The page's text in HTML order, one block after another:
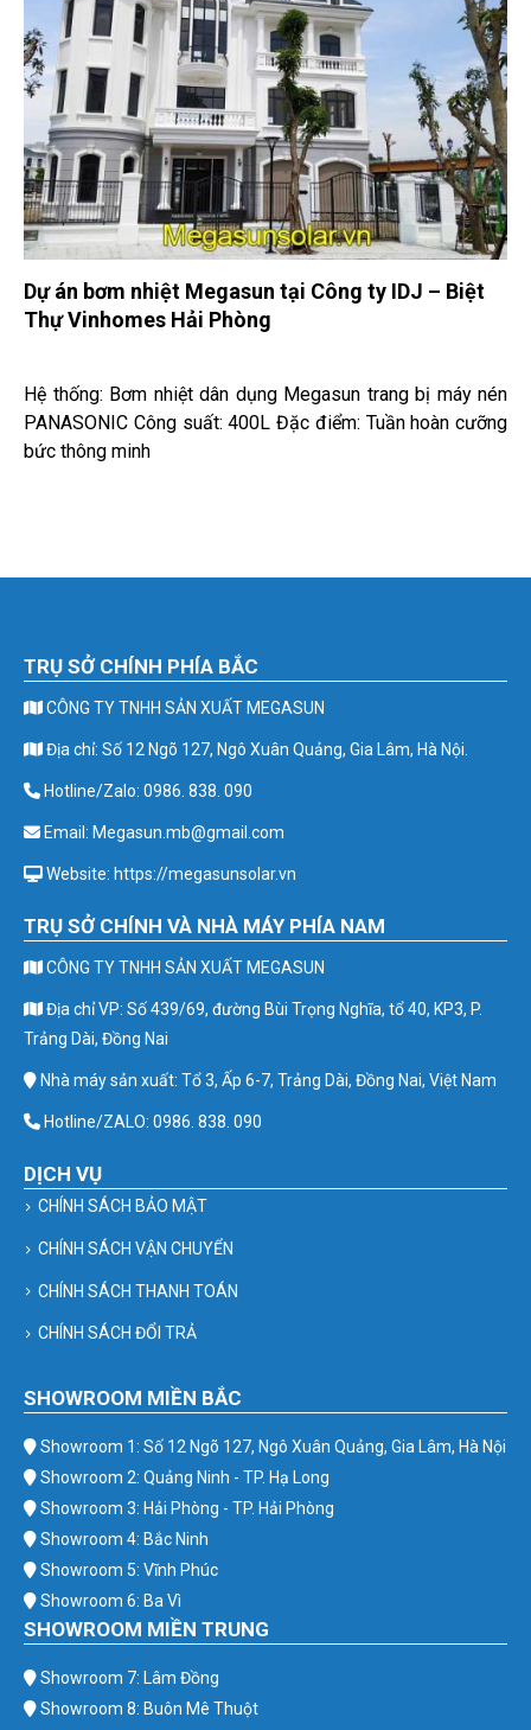
Dự án bơm nhiệt Megasun tại Công ty IDJ – Biệt
Thự Vinhomes Hải Phòng
Hệ thống: Bơm nhiệt dân dụng Megasun trang bị máy nén
PANASONIC Công suất: 400L Đặc điểm: Tuần hoàn cưỡng
bức thông minh
TRỤ SỞ CHÍNH PHÍA BẮC
CÔNG TY TNHH SẢN XUẤT MEGASUN
Địa chỉ: Số 12 Ngõ 127, Ngô Xuân Quảng, Gia Lâm, Hà Nội.
Hotline/Zalo: 0986. 838. 090
Email: Megasun.mb@gmail.com
Website: https://megasunsolar.vn
TRỤ SỞ CHÍNH VÀ NHÀ MÁY PHÍA NAM
CÔNG TY TNHH SẢN XUẤT MEGASUN
Địa chỉ VP: Số 439/69, đường Bùi Trọng Nghĩa, tổ 40, KP3, P.
Trảng Dài, Đồng Nai
Nhà máy sản xuất: Tổ 3, Ấp 6-7, Trảng Dài, Đồng Nai, Việt Nam
Hotline/ZALO: 0986. 838. 090
DỊCH VỤ
CHÍNH SÁCH BẢO MẬT
CHÍNH SÁCH VẬN CHUYỂN
CHÍNH SÁCH THANH TOÁN
CHÍNH SÁCH ĐỔI TRẢ
SHOWROOM MIỀN BẮC
Showroom 1: Số 12 Ngõ 127, Ngô Xuân Quảng, Gia Lâm, Hà Nội
Showroom 2: Quảng Ninh - TP. Hạ Long
Showroom 3: Hải Phòng - TP. Hải Phòng
Showroom 4: Bắc Ninh
Showroom 5: Vĩnh Phúc
Showroom 6: Ba Vì
SHOWROOM MIỀN TRUNG
Showroom 7: Lâm Đồng
Showroom 8: Buôn Mê Thuột